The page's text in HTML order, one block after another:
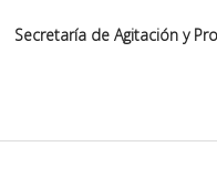
Secretaría de Agitación y